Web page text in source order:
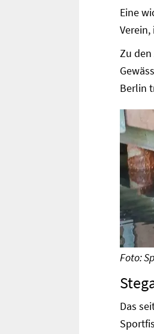
Eine
Zu
Berlin
Foto:
Das